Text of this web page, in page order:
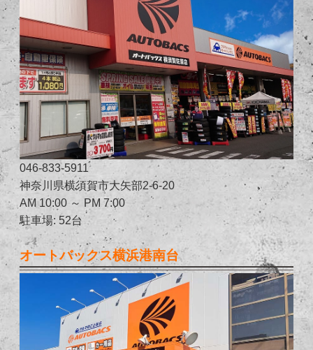
046-833-5911
神奈川県横須賀市大矢部2-6-20
AM 10:00 ～ PM 7:00
駐車場: 52台
オートバックス横浜港南台